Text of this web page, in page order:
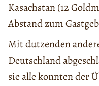
Kasachstan (12
Abstand zum
Mit dutzenden
Deutschland
sie alle konnten der